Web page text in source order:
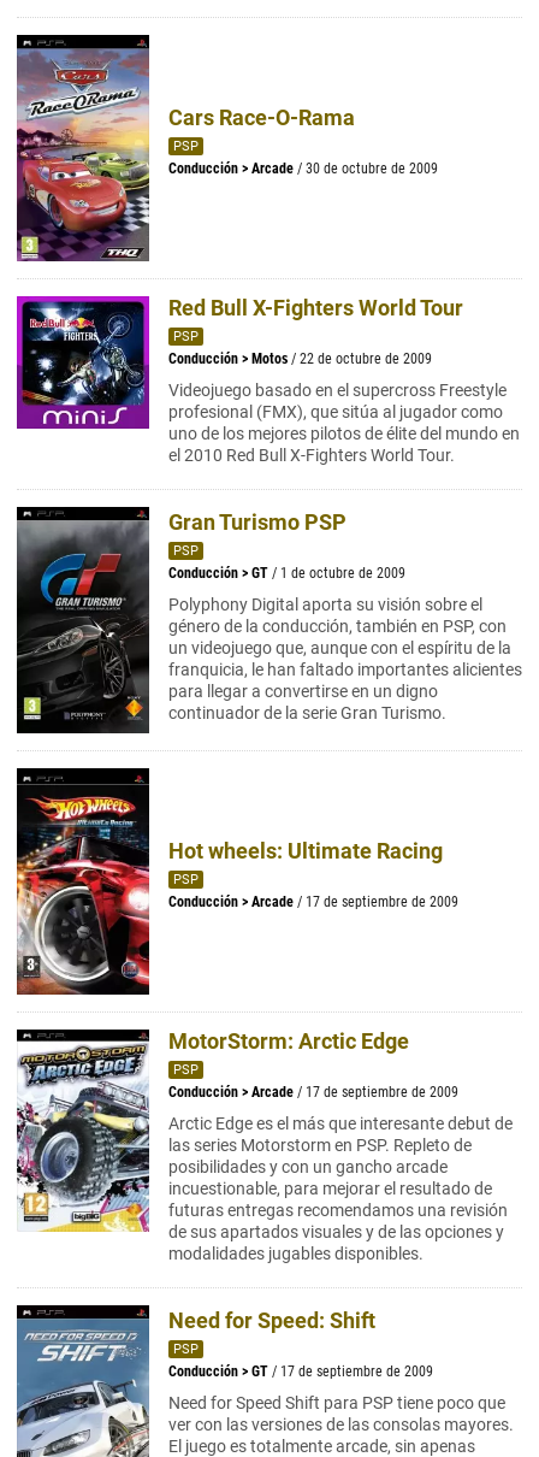
Cars Race-O-Rama
PSP
Conducción > Arcade / 30 de octubre de 2009
Red Bull X-Fighters World Tour
PSP
Conducción > Motos / 22 de octubre de 2009
Videojuego basado en el supercross Freestyle
profesional (FMX), que sitúa al jugador como
uno de los mejores pilotos de élite del mundo en
el 2010 Red Bull X-Fighters World Tour.
Gran Turismo PSP
PSP
Conducción > GT / 1 de octubre de 2009
Polyphony Digital aporta su visión sobre el
género de la conducción, también en PSP, con
un videojuego que, aunque con el espíritu de la
franquicia, le han faltado importantes alicientes
para llegar a convertirse en un digno
continuador de la serie Gran Turismo.
Hot wheels: Ultimate Racing
PSP
Conducción > Arcade / 17 de septiembre de 2009
MotorStorm: Arctic Edge
PSP
Conducción > Arcade / 17 de septiembre de 2009
Arctic Edge es el más que interesante debut de
las series Motorstorm en PSP. Repleto de
posibilidades y con un gancho arcade
incuestionable, para mejorar el resultado de
futuras entregas recomendamos una revisión
de sus apartados visuales y de las opciones y
modalidades jugables disponibles.
Need for Speed: Shift
PSP
Conducción > GT / 17 de septiembre de 2009
Need for Speed Shift para PSP tiene poco que
ver con las versiones de las consolas mayores.
El juego es totalmente arcade, sin apenas